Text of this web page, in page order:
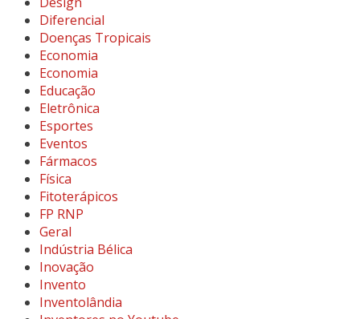
Diferencial
Doenças Tropicais
Economia
Economia
Educação
Eletrônica
Esportes
Eventos
Fármacos
Física
Fitoterápicos
FP RNP
Geral
Indústria Bélica
Inovação
Invento
Inventolândia